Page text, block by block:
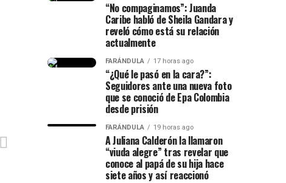
“No compaginamos”: Juanda
Caribe habló de Sheila Gandara y
reveló cómo está su relación
actualmente
FARÁNDULA 17 horas ago
“¿Qué le pasó en la cara?”:
Seguidores ante una nueva foto
que se conoció de Epa Colombia
desde prisión
FARÁNDULA 19 horas ago
A Juliana Calderón la llamaron
“viuda alegre” tras revelar que
conoce al papá de su hija hace
siete años y así reaccionó